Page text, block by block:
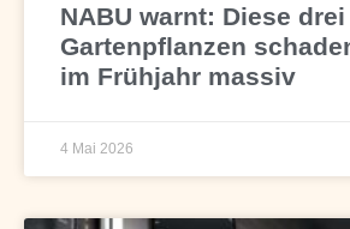
NABU warnt: Diese
Gartenpflanzen
im Frühjahr massiv
4 Mai 2026